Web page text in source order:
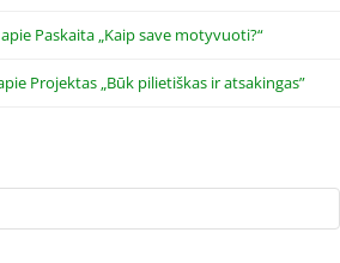
apie Paskaita „Kaip save motyvuoti?“
Projektas „Būk pilietiškas ir atsakingas”